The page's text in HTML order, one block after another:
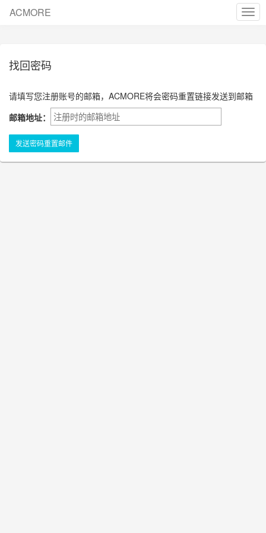
ACMORE
找回密码
请填写您注册账号的邮箱，ACMORE将会密码重置链接发送到邮箱
邮箱地址：